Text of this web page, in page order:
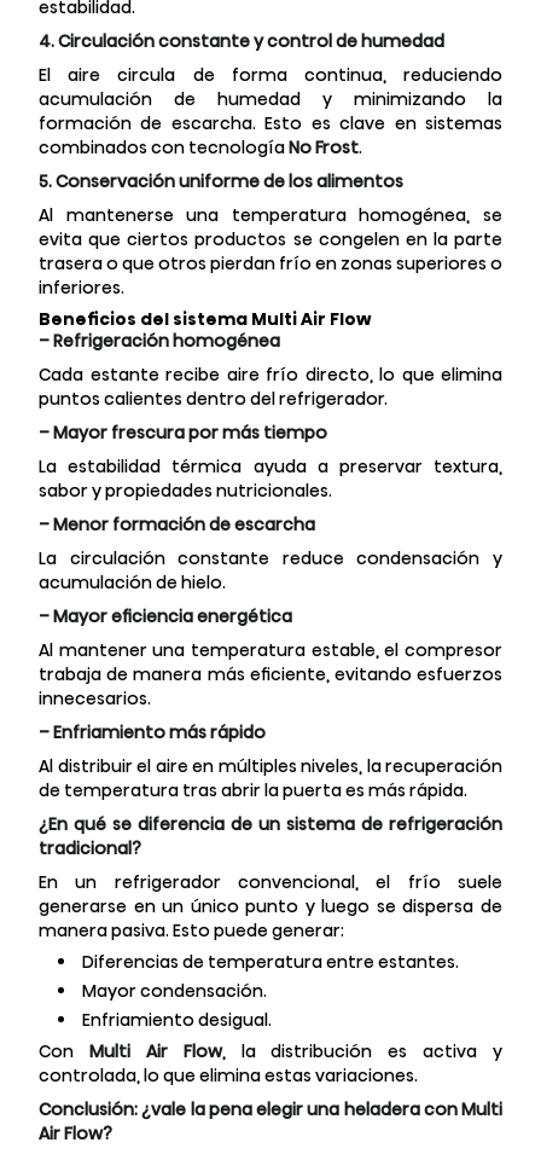
estabilidad.
4. Circulación constante y control de humedad
El aire circula de forma continua, reduciendo
acumulación de humedad y minimizando la
formación de escarcha. Esto es clave en sistemas
combinados con tecnologíaNo Frost.
5. Conservación uniforme de los alimentos
Al mantenerse una temperatura homogénea, se
evita que ciertos productos se congelen en la parte
trasera o que otros pierdan frío en zonas superiores o
inferiores.
Beneficios del sistema Multi Air Flow
– Refrigeración homogénea
Cada estante recibe aire frío directo, lo que elimina
puntos calientes dentro del refrigerador.
– Mayor frescura por más tiempo
La estabilidad térmica ayuda a preservar textura,
sabor y propiedades nutricionales.
– Menor formación de escarcha
La circulación constante reduce condensación y
acumulación de hielo.
– Mayor eficiencia energética
Al mantener una temperatura estable, el compresor
trabaja de manera más eficiente, evitando esfuerzos
innecesarios.
– Enfriamiento más rápido
Al distribuir el aire en múltiples niveles, la recuperación
de temperatura tras abrir la puerta es más rápida.
¿En qué se diferencia de un sistema de refrigeración
tradicional?
En un refrigerador convencional, el frío suele
generarse en un único punto y luego se dispersa de
manera pasiva. Esto puede generar:
Diferencias de temperatura entre estantes.
Mayor condensación.
Enfriamiento desigual.
Con Multi Air Flow, la distribución es activa y
controlada, lo que elimina estas variaciones.
Conclusión: ¿vale la pena elegir una heladera con Multi
Air Flow?